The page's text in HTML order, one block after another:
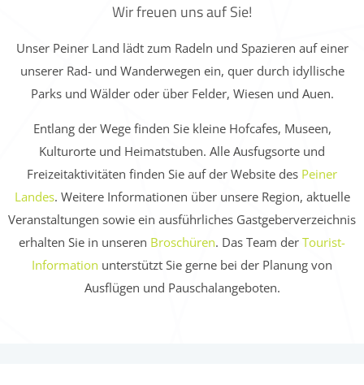
Wir freuen uns auf Sie!
Unser Peiner Land lädt zum Radeln und Spazieren auf einer
unserer Rad- und Wanderwegen ein, quer durch idyllische
Parks und Wälder oder über Felder, Wiesen und Auen.
Entlang der Wege finden Sie kleine Hofcafes, Museen,
Kulturorte und Heimatstuben. Alle Ausfugsorte und
Freizeitaktivitäten finden Sie auf der Website des Peiner
Landes. Weitere Informationen über unsere Region, aktuelle
Veranstaltungen sowie ein ausführliches Gastgeberverzeichnis
erhalten Sie in unseren Broschüren. Das Team der Tourist-
Information unterstützt Sie gerne bei der Planung von
Ausflügen und Pauschalangeboten.